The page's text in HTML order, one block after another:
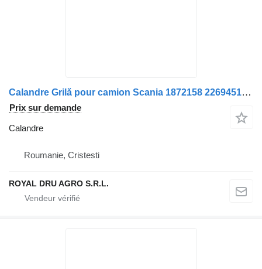
Calandre Grilă pour camion Scania 1872158 2269451 1917216 1751405 1751406
Prix sur demande
Calandre
Roumanie, Cristesti
ROYAL DRU AGRO S.R.L.